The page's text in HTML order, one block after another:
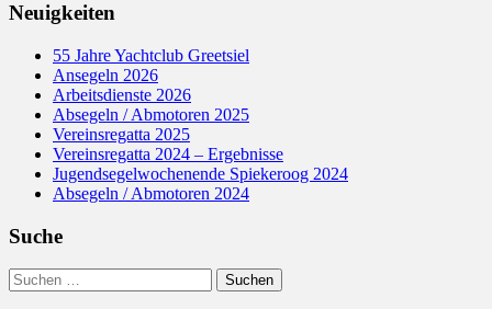
Neuigkeiten
55 Jahre Yachtclub Greetsiel
Ansegeln 2026
Arbeitsdienste 2026
Absegeln / Abmotoren 2025
Vereinsregatta 2025
Vereinsregatta 2024 – Ergebnisse
Jugendsegelwochenende Spiekeroog 2024
Absegeln / Abmotoren 2024
Suche
Suchen
nach: